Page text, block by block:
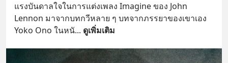
แรงบันดาลใจในการแต่งเพลง Imagine ของ John
Lennon มาจากบทกวีหลาย ๆ บทจากภรรยาของเขาเอง
Yoko Ono ในหนั... ดูเพิ่มเติม